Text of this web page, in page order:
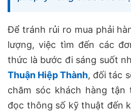
Để tránh rủi ro mua phải
lượng, việc tìm đến các
thức là bước đi sáng suốt
Thuận Hiệp Thành, đối tác
chăm sóc khách hàng
đọc thông số kỹ thuật đến